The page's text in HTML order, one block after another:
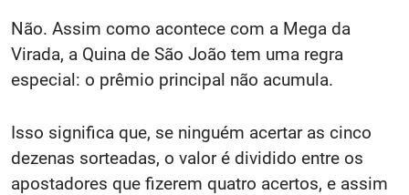
Não. Assim como acontece com a Mega da
Virada, a Quina de São João tem uma regra
especial: o prêmio principal não acumula.
Isso significa que, se ninguém acertar as cinco
dezenas sorteadas, o valor é dividido entre os
apostadores que fizerem quatro acertos, e assim